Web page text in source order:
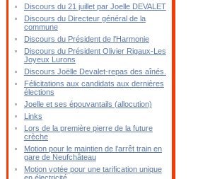
Discours du 21 juillet par Joelle DEVALET
Discours du Directeur général de la
commune
Discours du Président de l'Harmonie
Discours du Président Olivier Rigaux-Les
Joyeux Lurons
Discours Joëlle Devalet-repas des aînés.
Félicitations aux candidats aux dernières
élections
Joelle et ses épouvantails (allocution)
Links
Lors de la première pierre de la future
crèche
Motion pour le maintien de l'arrêt train en
gare de Neufchâteau
Motion votée pour une tarification unique